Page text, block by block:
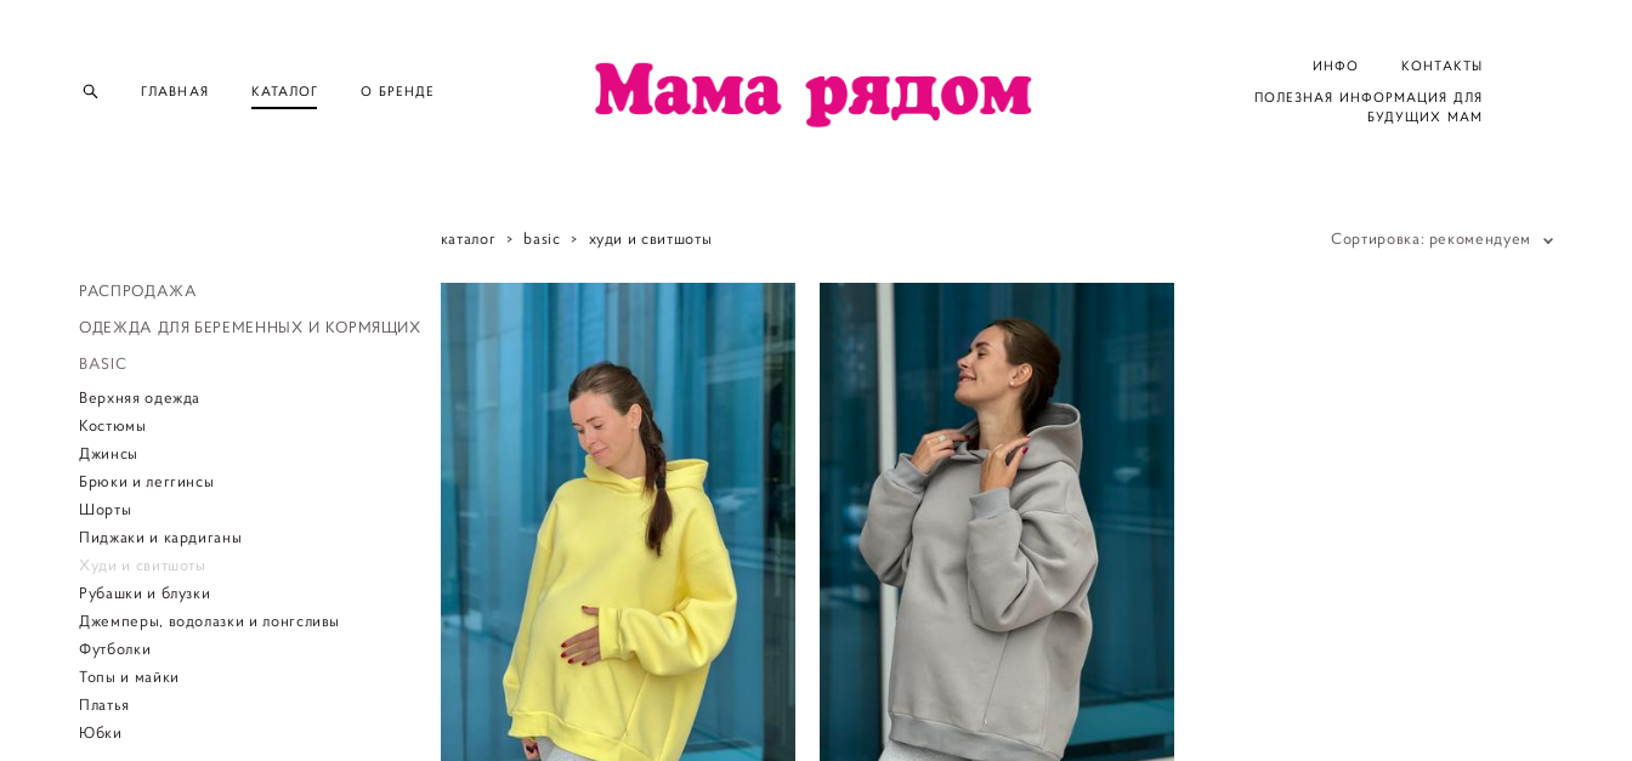
ГЛАВНАЯ КАТАЛОГ О БРЕНДЕ
ИНФО
КОНТАКТЫ
ПОЛЕЗНАЯ ИНФОРМАЦИЯ ДЛЯ
БУДУЩИХ МАМ
РАСПРОДАЖА
ОДЕЖДА ДЛЯ БЕРЕМЕННЫХ И КОРМЯЩИХ
BASIC
Верхняя одежда
Костюмы
Джинсы
Брюки и леггинсы
Шорты
Пиджаки и кардиганы
Худи и свитшоты
Рубашки и блузки
Джемперы, водолазки и лонгсливы
Футболки
Топы и майки
Платья
Юбки
каталог > basic > худи и свитшоты Сортировка: рекомендуем